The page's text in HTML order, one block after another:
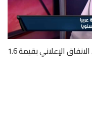
فيديو: الكويت تحتل المركز الرابع عربياً في الانفاق الإعلاني بقيمة 1.6